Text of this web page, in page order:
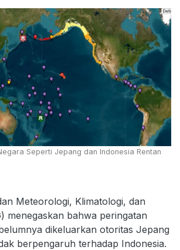
Seperti Jepang dan Indonesia Rentan
Meteorologi, Klimatologi, dan
menegaskan bahwa peringatan
dikeluarkan otoritas Jepang
berpengaruh terhadap Indonesia.